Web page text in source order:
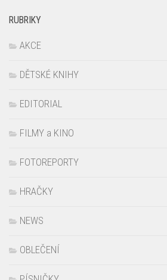
RUBRIKY
AKCE
DĚTSKÉ KNIHY
EDITORIAL
FILMY a KINO
FOTOREPORTY
HRAČKY
NEWS
OBLEČENÍ